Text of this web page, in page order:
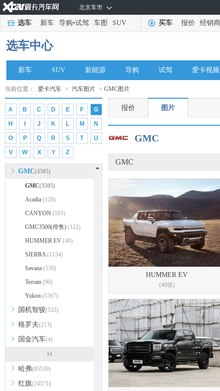
北京车市
选车 新车 导购•试驾 车图 SUV 买车 报价 经销商
选车中心
新车 SUV 新能源 导购 试驾 爱卡视频
当前位置： 爱卡汽车 > 汽车图片 > GMC图片
A B C D E F G
H J K L M N
O P Q R S T U
V W X Y Z
广汽传祺(51435)
观致 (10461)
广汽吉奥(1963)
广汽集团
高合汽车 (947)
GMA(28)
光冈 (71)
Gumpert (32)
GFG Style (48)
Ginetta(22)
GMC(3505)
GMC(3505)
Acadia (128)
CANYON (165)
GMC3500(停售) (122)
HUMMER EV (40)
SIERRA(1154)
Savana (539)
Terrain (90)
Yukon (1267)
国机智骏(533)
格罗夫(213)
国金汽车(4)
H
哈弗(85539)
红旗(24571)
报价 图片
GMC
GMC
HUMMER EV
(40张)